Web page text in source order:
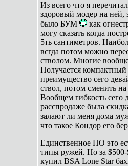
Из всего что я
здоровый модер на ней,
было БУМ
как
могу сказать когда
5ть сантиметров.
всгда потом можно
стволом. Многие
Получается
преимущество сего
ствол, потом сменить на
Вообщем гибкость сего
расспродаже была
залают ли меня дома
что такое Кондор его
Единственное НО это
типы ружей. Но за $500-
купил BSA Lone Star